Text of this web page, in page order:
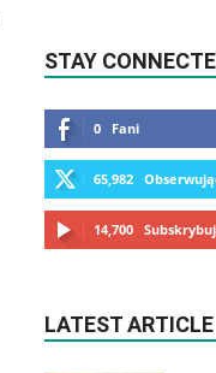
STAY
0 Fani
65,982
14,700
LATEST ARTICLE